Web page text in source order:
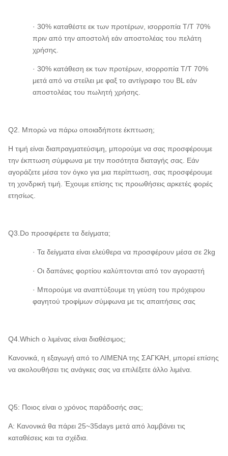
· 30% καταθέστε εκ των προτέρων, ισορροπία T/T 70%
πριν από την αποστολή εάν αποστολέας του πελάτη
χρήσης.
· 30% κατάθεση εκ των προτέρων, ισορροπία T/T 70%
μετά από να στείλει με φαξ το αντίγραφο του BL εάν
αποστολέας του πωλητή χρήσης.
Q2. Μπορώ να πάρω οποιαδήποτε έκπτωση;
Η τιμή είναι διαπραγματεύσιμη, μπορούμε να σας προσφέρουμε
την έκπτωση σύμφωνα με την ποσότητα διαταγής σας. Εάν
αγοράζετε μέσα τον όγκο για μια περίπτωση, σας προσφέρουμε
τη χονδρική τιμή. Έχουμε επίσης τις προωθήσεις αρκετές φορές
ετησίως.
Q3.Do προσφέρετε τα δείγματα;
· Τα δείγματα είναι ελεύθερα να προσφέρουν μέσα σε 2kg
· Οι δαπάνες φορτίου καλύπτονται από τον αγοραστή
· Μπορούμε να αναπτύξουμε τη γεύση του πρόχειρου
φαγητού τροφίμων σύμφωνα με τις απαιτήσεις σας
Q4.Which ο λιμένας είναι διαθέσιμος;
Κανονικά, η εξαγωγή από το ΛΙΜΕΝΑ της ΣΑΓΚΆΗ, μπορεί επίσης
να ακολουθήσει τις ανάγκες σας να επιλέξετε άλλο λιμένα.
Q5: Ποιος είναι ο χρόνος παράδοσής σας;
Α: Κανονικά θα πάρει 25~35days μετά από λαμβάνει τις
καταθέσεις και τα σχέδια.